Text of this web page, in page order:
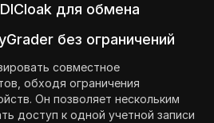
для обмена
без ограничений
совместное
обходя ограничения
Он позволяет нескольким
доступ к одной учетной записи